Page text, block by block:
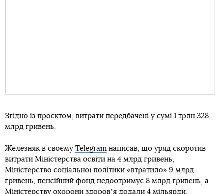
Згідно із проєктом, витрати передбачені у сумі 1 трлн 328
млрд гривень.
Железняк в своєму Telegram написав, що уряд скоротив
витрати Міністерства освіти на 4 млрд гривень,
Міністерство соціальної політики «втратило» 9 млрд
гривень, пенсійний фонд недоотримує 8 млрд гривень, а
Міністерству охорони здоровʼя додали 4 мільярди.